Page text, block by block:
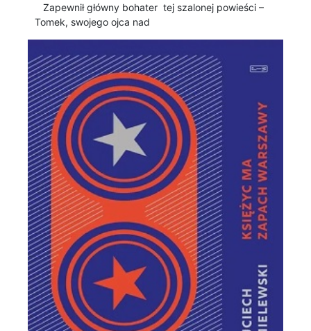
Zapewnił główny bohater tej szalonej powieści –
Tomek, swojego ojca nad